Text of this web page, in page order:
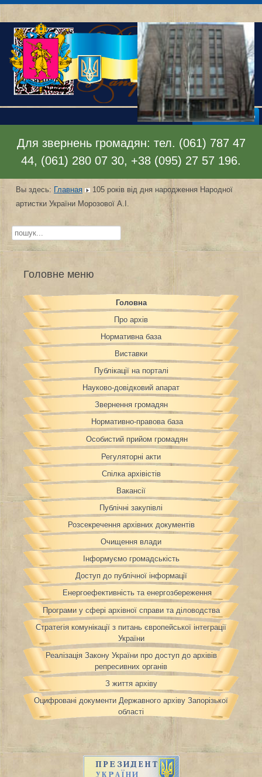
Раскрыть меню
Для звернень громадян: тел. (061) 787 47
44, (061) 280 07 30, +38 (095) 27 57 196.
Вы здесь: Главная
105 років від дня народження Народної
артистки України Морозової А.І.
Искать...
Головне меню
Головна
Про архів
Нормативна база
Виставки
Публікації на порталі
Науково-довідковий апарат
Звернення громадян
Нормативно-правова база
Особистий прийом громадян
Регуляторні акти
Спілка архівістів
Вакансії
Публічні закупівлі
Розсекречення архівних документів
Очищення влади
Інформуємо громадськість
Доступ до публічної інформації
Енергоефективність та енергозбереження
Програми у сфері архівної справи та діловодства
Стратегія комунікації з питань європейської інтеграції
України
Реалізація Закону України про доступ до архівів
репресивних органів
З життя архіву
Оцифровані документи Державного архіву Запорізької
області